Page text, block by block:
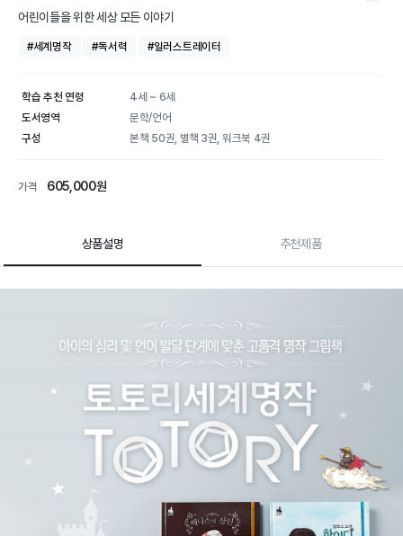
어린이들을 위한 세상 모든 이야기
#세계명작 #독서력 #일러스트레이터
학습 추천 연령
4세 ~ 6세
도서영역
문학/언어
구성
본책 50권, 별책 3권, 워크북 4권
가격 605,000원
상품설명 추천제품
토토리세계명작 | 학습
상품 상세 설명